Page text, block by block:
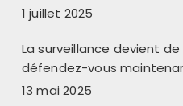
1 juillet 2025
La surveillance devient
défendez-vous
13 mai 2025